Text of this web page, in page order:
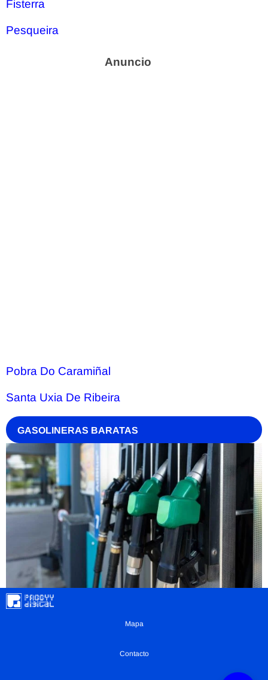
Fisterra
Pesqueira
Pobra Do Caramiñal
Santa Uxia De Ribeira
GASOLINERAS BARATAS
Mapa
Contacto